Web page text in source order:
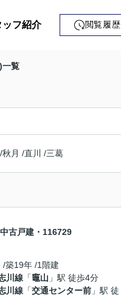
ッフ紹介 閲覧履歴
一覧
/秋月 /直川 /三葛
古戸建・116729
築19年 /1階建
川線 「竈山 」駅 徒歩4分
川線 「交通センター前 」駅 徒